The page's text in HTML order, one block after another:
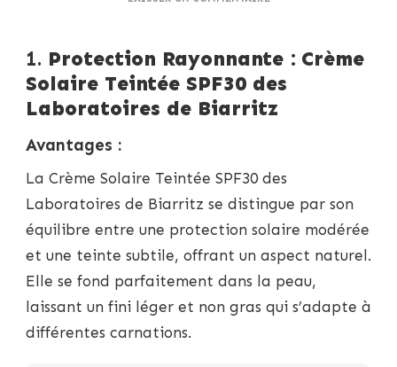
PROTECTION
SOLAIRE
:
DE
1. Protection Rayonnante : Crème
Solaire Teintée SPF30 des
Laboratoires de Biarritz
Avantages :
La Crème Solaire Teintée SPF30 des
Laboratoires de Biarritz se distingue par son
équilibre entre une protection solaire modérée
et une teinte subtile, offrant un aspect naturel.
Elle se fond parfaitement dans la peau,
laissant un fini léger et non gras qui s’adapte à
différentes carnations.